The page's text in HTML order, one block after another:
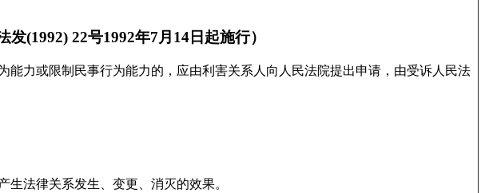
(1992) 22号1992年7月14日起施行）
力或限制民事行为能力的，应由利害关系人向人民法院提出申请，由受诉人民法
法律关系发生、变更、消灭的效果。